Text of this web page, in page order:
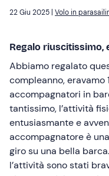
22 Giu 2025 | Volo in
Regalo riuscitissimo,
Abbiamo regalato
compleanno, eravamo
accompagnatori in
tantissimo, l’attività
entusiasmante e
accompagnatore è
giro su una bella
l’attività sono stati